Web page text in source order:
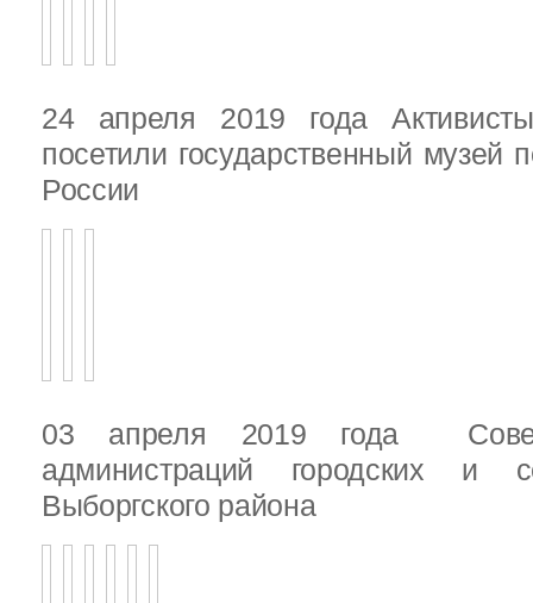
24 апреля 2019 года
посетили государственный музей
России
03 апреля 2019 года
администраций городских и
Выборгского района